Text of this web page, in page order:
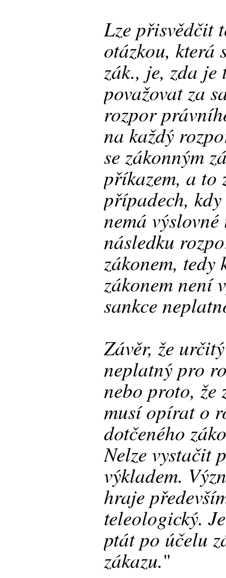
Lze přisvědčit
otázkou, která
zák., je, zda je
považovat za
rozpor
na každý
se zákonným
příkazem, a to
případech,
nemá
následku
zákonem, tedy
zákonem není
sankce
Závěr, že
neplatný pro
nebo proto, že
musí opírat o
dotčeného
Nelze vystačit
výkladem.
hraje
teleologický.
ptát po účelu
zákazu."